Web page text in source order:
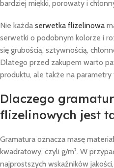
bardziej miękki, porowaty i
Nie każda serwetka flizelinowa
serwetki o podobnym kolorze i
się grubością, sztywnością,
Dlatego przed zakupem warto
produktu, ale także na parametry
Dlaczego
flizelinowych jest
Gramatura oznacza masę
kwadratowy, czyli g/m². W
najprostszych wskaźników